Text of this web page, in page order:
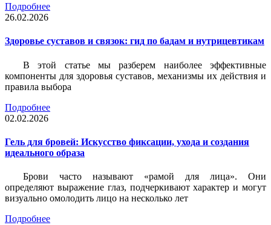
Подробнее
26.02.2026
Здоровье суставов и связок: гид по бадам и нутрицевтикам
В этой статье мы разберем наиболее эффективные
компоненты для здоровья суставов, механизмы их действия и
правила выбора
Подробнее
02.02.2026
Гель для бровей: Искусство фиксации, ухода и создания
идеального образа
Брови часто называют «рамой для лица». Они
определяют выражение глаз, подчеркивают характер и могут
визуально омолодить лицо на несколько лет
Подробнее